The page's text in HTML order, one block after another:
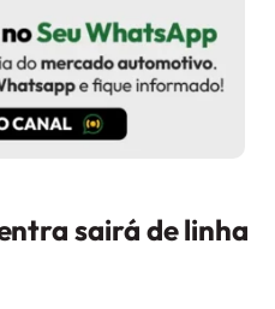
sairá de linha